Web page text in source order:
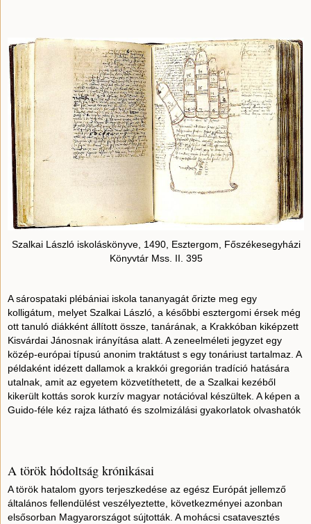
Szalkai László iskoláskönyve, 1490, Esztergom, Főszékesegyházi
Könyvtár Mss. II. 395
A sárospataki plébániai iskola tananyagát őrizte meg egy
kolligátum, melyet Szalkai László, a későbbi esztergomi érsek még
ott tanuló diákként állított össze, tanárának, a Krakkóban kiképzett
Kisvárdai Jánosnak irányítása alatt. A zeneelméleti jegyzet egy
közép-európai típusú anonim traktátust s egy tonáriust tartalmaz. A
példaként idézett dallamok a krakkói gregorián tradíció hatására
utalnak, amit az egyetem közvetíthetett, de a Szalkai kezéből
kikerült kottás sorok kurzív magyar notációval készültek. A képen a
Guido-féle kéz rajza látható és szolmizálási gyakorlatok olvashatók
A török hódoltság krónikásai
A török hatalom gyors terjeszkedése az egész Európát jellemző
általános fellendülést veszélyeztette, következményei azonban
elsősorban Magyarországot sújtották. A mohácsi csatavesztés